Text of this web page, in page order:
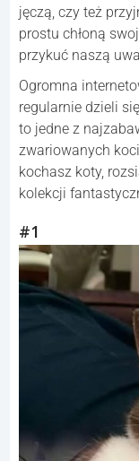
jęczą, czy też
prostu chłoną
przykuć naszą
Ogromna
regularnie dzieli
to jedne z
zwariowanych
kochasz koty,
kolekcji
#1